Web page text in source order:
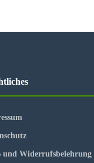
der Länder
Rechtskonformität
Aspekt
und Widerrufsbelehrung